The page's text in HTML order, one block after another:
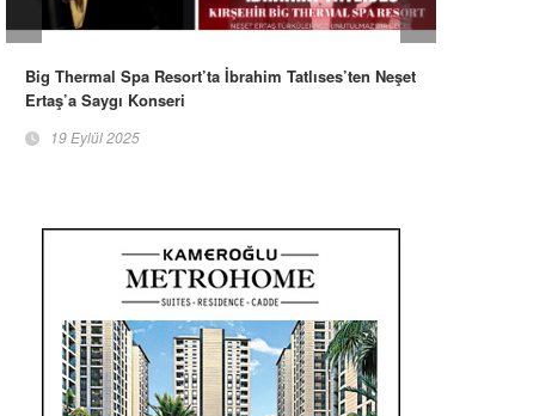
Big Thermal Spa Resort’ta İbrahim Tatlıses’ten Neşet
Ertaş’a Saygı Konseri
19 Eylül 2025